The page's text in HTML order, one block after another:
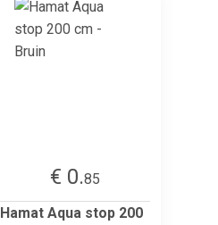
€ 0.85
Hamat Aqua stop 200